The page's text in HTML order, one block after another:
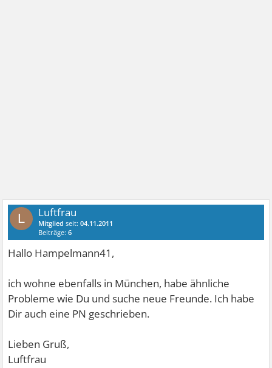
L Luftfrau
Mitglied seit:04.11.2011
Beiträge:6
Hallo Hampelmann41,
ich wohne ebenfalls in München, habe ähnliche
Probleme wie Du und suche neue Freunde. Ich habe
Dir auch eine PN geschrieben.
Lieben Gruß,
Luftfrau